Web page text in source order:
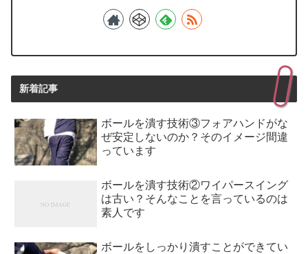
新着記事
ボールを潰す技術③フォアハンドがな
ぜ安定しないのか？そのイメージ間違
っています
ボールを潰す技術②ワイパースイング
は古い？そんなことを言っているのは
素人です
ボールをしっかり潰すことができてい